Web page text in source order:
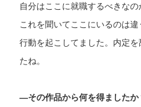
自分はここに就職するべきなの
これを聞いてここにいるのは
行動を起こしてました。内定
たね。
―その作品から何を得ましたか